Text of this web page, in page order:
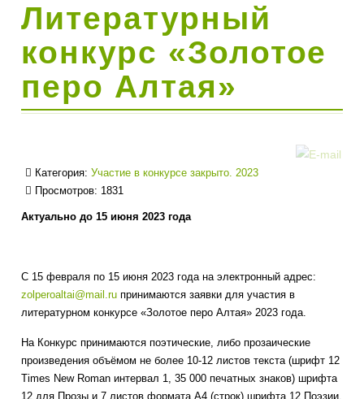
Литературный
конкурс «Золотое
перо Алтая»
Категория:Участие в конкурсе закрыто. 2023
Просмотров: 1831
Актуально до 15 июня 2023 года
С 15 февраля по 15 июня 2023 года на электронный адрес:
zolperoaltai@mail.ru принимаются заявки для участия в
литературном конкурсе «Золотое перо Алтая» 2023 года.
На Конкурс принимаются поэтические, либо прозаические
произведения объёмом не более 10-12 листов текста (шрифт 12
Times New Roman интервал 1, 35 000 печатных знаков) шрифта
12 для Прозы и 7 листов формата А4 (строк) шрифта 12 Поэзии.